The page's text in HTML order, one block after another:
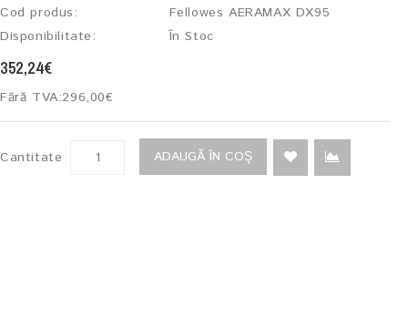
Cod produs:
Fellowes AERAMAX DX95
Disponibilitate:
În Stoc
352,24€
Fără TVA:296,00€
Cantitate ADAUGĂ ÎN COŞ